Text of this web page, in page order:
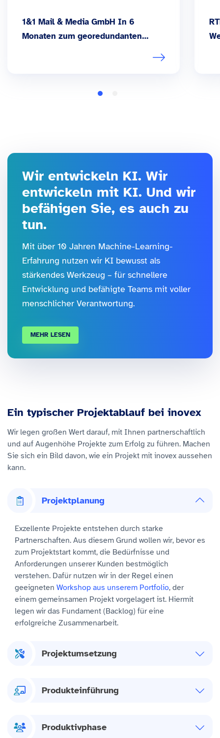
1&1 Mail & Media GmbH In 6
Monaten zum georedundanten
Wir entwickeln KI. Wir
entwickeln mit KI. Und wir
befähigen Sie, es auch zu
tun.
Mit über 10 Jahren Machine-Learning-
Erfahrung nutzen wir KI bewusst als
stärkendes Werkzeug – für schnellere
Entwicklung und befähigte Teams mit voller
menschlicher Verantwortung.
MEHR LESEN
Ein typischer Projektablauf bei inovex
Wir legen großen Wert darauf, mit Ihnen partnerschaftlich
und auf Augenhöhe Projekte zum Erfolg zu führen. Machen
Sie sich ein Bild davon, wie ein Projekt mit inovex aussehen
kann.
Projektplanung
Exzellente Projekte entstehen durch starke
Partnerschaften. Aus diesem Grund wollen wir, bevor es
zum Projektstart kommt, die Bedürfnisse und
Anforderungen unserer Kunden bestmöglich
verstehen. Dafür nutzen wir in der Regel einen
geeigneten Workshop aus unserem Portfolio, der
einem gemeinsamen Projekt vorgelagert ist. Hiermit
legen wir das Fundament (Backlog) für eine
erfolgreiche Zusammenarbeit.
Projektumsetzung
Produkteinführung
Produktivphase